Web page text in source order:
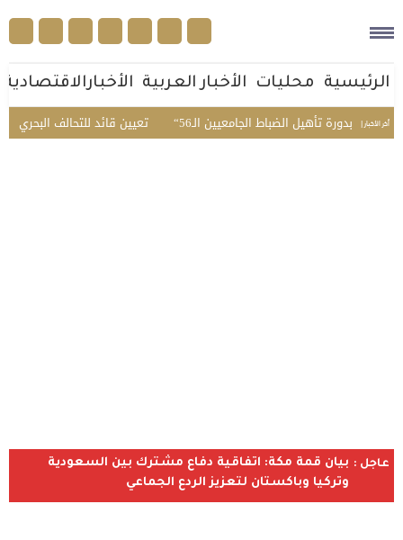
الرئيسية محليات الأخبار العربية الأخبارالاقتصادية
أخر الأخبار | تعيين قائد للتحالف البحري بدورة تأهيل الضباط الجامعيين الـ56
عاجل : بيان قمة مكة: اتفاقية دفاع مشترك بين السعودية
وتركيا وباكستان لتعزيز الردع الجماعي